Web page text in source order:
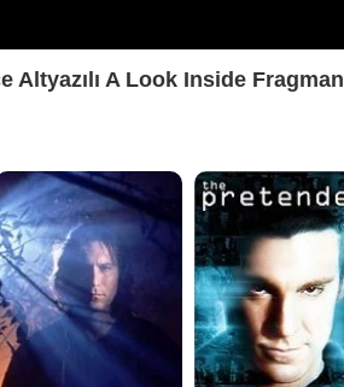
Altyazılı A Look Inside Fragman